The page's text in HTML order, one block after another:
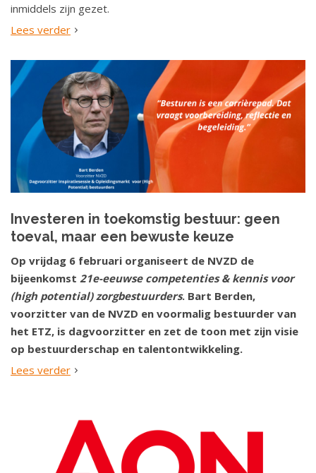
inmiddels zijn gezet.
Lees verder
Investeren in toekomstig bestuur: geen
toeval, maar een bewuste keuze
Op vrijdag 6 februari organiseert de NVZD de
bijeenkomst 21e-eeuwse competenties & kennis voor
(high potential) zorgbestuurders. Bart Berden,
voorzitter van de NVZD en voormalig bestuurder van
het ETZ, is dagvoorzitter en zet de toon met zijn visie
op bestuurderschap en talentontwikkeling.
Lees verder